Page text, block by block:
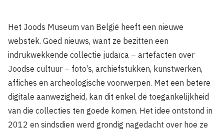
Het Joods Museum van België heeft een nieuwe
webstek. Goed nieuws, want ze bezitten een
indrukwekkende collectie judaïca – artefacten over
Joodse cultuur – foto’s, archiefstukken, kunstwerken,
affiches en archeologische voorwerpen. Met een betere
digitale aanwezigheid, kan dit enkel de toegankelijkheid
van die collecties ten goede komen. Het idee ontstond in
2012 en sindsdien werd grondig nagedacht over hoe ze